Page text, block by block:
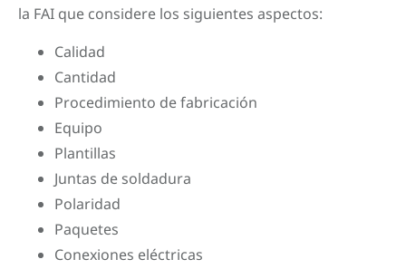
la FAI que considere los siguientes aspectos:
Calidad
Cantidad
Procedimiento de fabricación
Equipo
Plantillas
Juntas de soldadura
Polaridad
Paquetes
Conexiones eléctricas